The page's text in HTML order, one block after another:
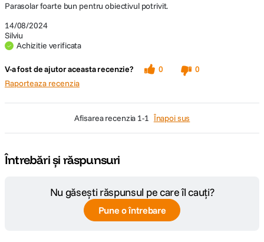
14/08/2024
Silviu
Achizitie verificata
Parasolar foarte bun pentru obiectivul potrivit.
V-a fost de ajutor aceasta recenzie? 0
0
Raporteaza recenzia
afisarea recenzia 1-1 Înapoi sus
Întrebări și răspunsuri
Nu găsești răspunsul pe care îl cauți?
Pune o întrebare